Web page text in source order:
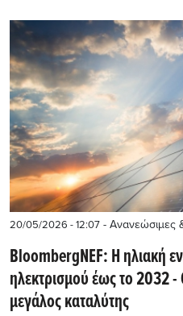
20/05/2026 - 12:07 - Ανανεώσιμες
BloombergNEF: Η ηλιακή
ηλεκτρισμού έως το 2032 -
μεγάλος καταλύτης